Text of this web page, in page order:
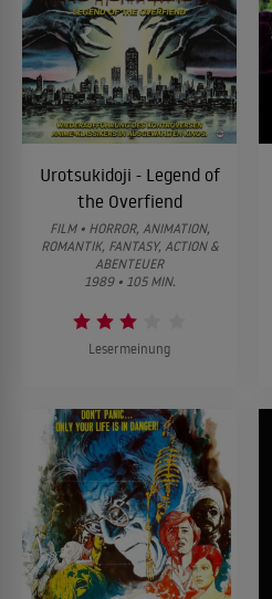
Urotsukidoji - Legend of
the Overfiend
FILM • HORROR, ANIMATION,
ROMANTIK, FANTASY, ACTION &
ABENTEUER
1989 • 105 MIN.
Lesermeinung